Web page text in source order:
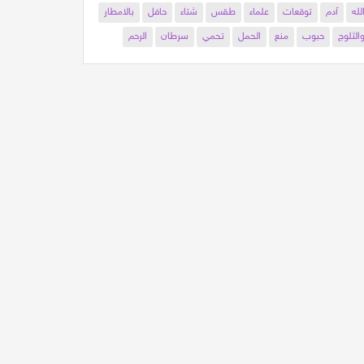
الله آدم توقعات علماء طقس شتاء حافل
بالامطار
والثلوج
حبوب منع الحمل تحمي سرطان الرحم